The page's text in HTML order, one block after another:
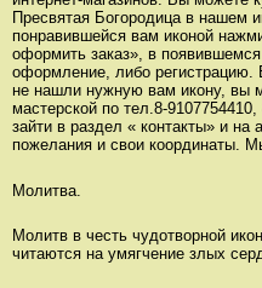
Пресвятая Богородица в нашем
понравившейся вам иконой
оформить заказ», в
оформление, либо регистрацию.
не нашли нужную вам икону, вы
мастерской по тел.8-
зайти в раздел « контакты» и на
пожелания и свои координаты.
Молитва.
Молитв в честь чудотворной
читаются на умягчение злых